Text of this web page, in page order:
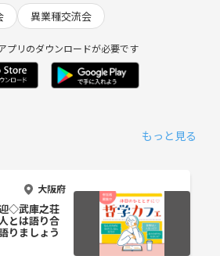
異業種交流会
プリのダウンロードが必要です
もっと見る
大阪府
迎◇武庫之荘
とは語り合
りましょう